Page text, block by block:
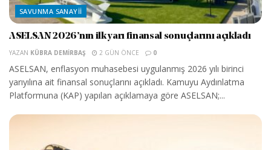
SAVUNMA SANAYII
ASELSAN 2026’nın ilk yarı finansal sonuçlarını açıkladı
YAZAN KÜBRA DEMIRBAŞ 2 GÜN ÖNCE 0
ASELSAN, enflasyon muhasebesi uygulanmış 2026 yılı birinci
yarıyılına ait finansal sonuçlarını açıkladı. Kamuyu Aydınlatma
Platformuna (KAP) yapılan açıklamaya göre ASELSAN;...